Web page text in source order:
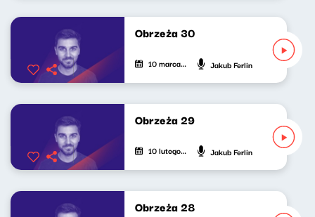
Obrzeża 30
10 marca 2026 Jakub Ferlin
Obrzeża 29
10 lutego 2026 Jakub Ferlin
Obrzeża 28